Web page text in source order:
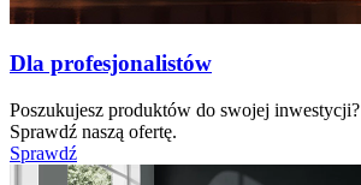
Dla profesjonalistów
Poszukujesz produktów do swojej inwestycji?
Sprawdź naszą ofertę.
Sprawdź